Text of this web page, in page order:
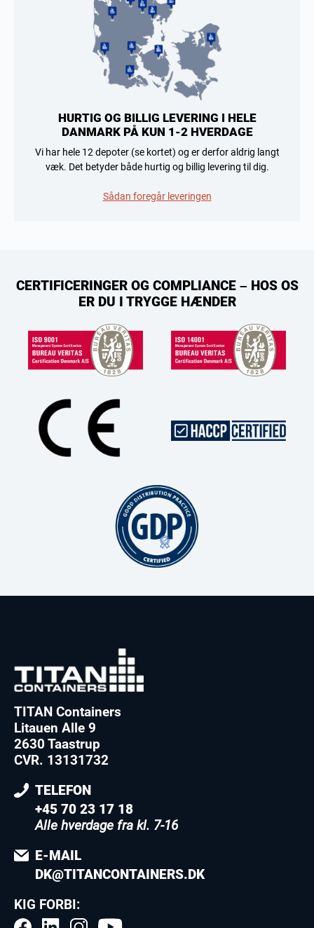
HURTIG OG BILLIG LEVERING I HELE
DANMARK PÅ KUN 1-2 HVERDAGE
Vi har hele 12 depoter (se kortet) og er derfor aldrig langt
væk. Det betyder både hurtig og billig levering til dig.
Sådan foregår leveringen
CERTIFICERINGER OG COMPLIANCE – HOS OS
ER DU I TRYGGE HÆNDER
TITAN Containers
Litauen Alle 9
2630 Taastrup
CVR. 13131732
TELEFON
+45 70 23 17 18
Alle hverdage fra kl. 7-16
E-MAIL
DK@TITANCONTAINERS.DK
KIG FORBI: